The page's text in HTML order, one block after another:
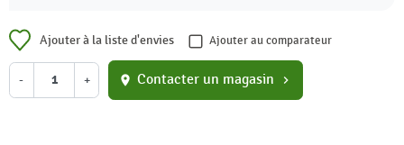
Ajouter à la liste d'envies Ajouter au comparateur
- + location_on Contacter un magasin chevron_right